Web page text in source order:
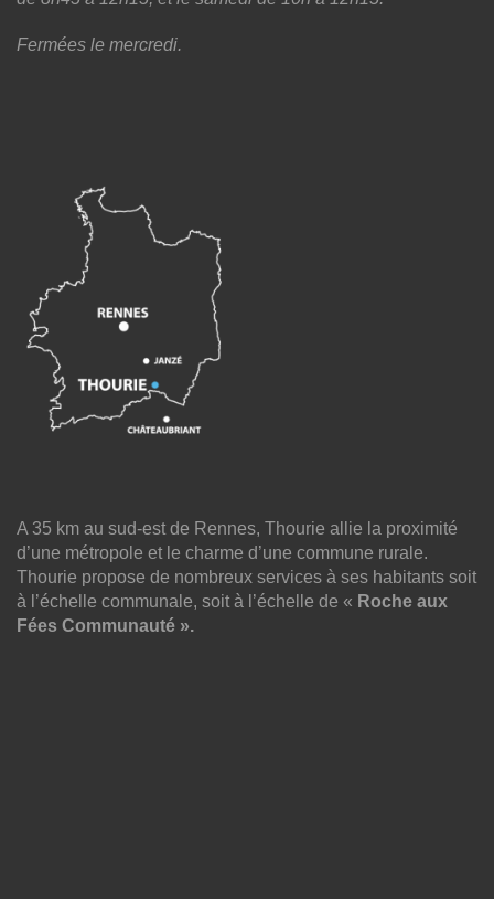
Fermées le mercredi.
A 35 km au sud-est de Rennes, Thourie allie la proximité
d’une métropole et le charme d’une commune rurale.
Thourie propose de nombreux services à ses habitants soit
à l’échelle communale, soit à l’échelle de « Roche aux
Fées Communauté ».